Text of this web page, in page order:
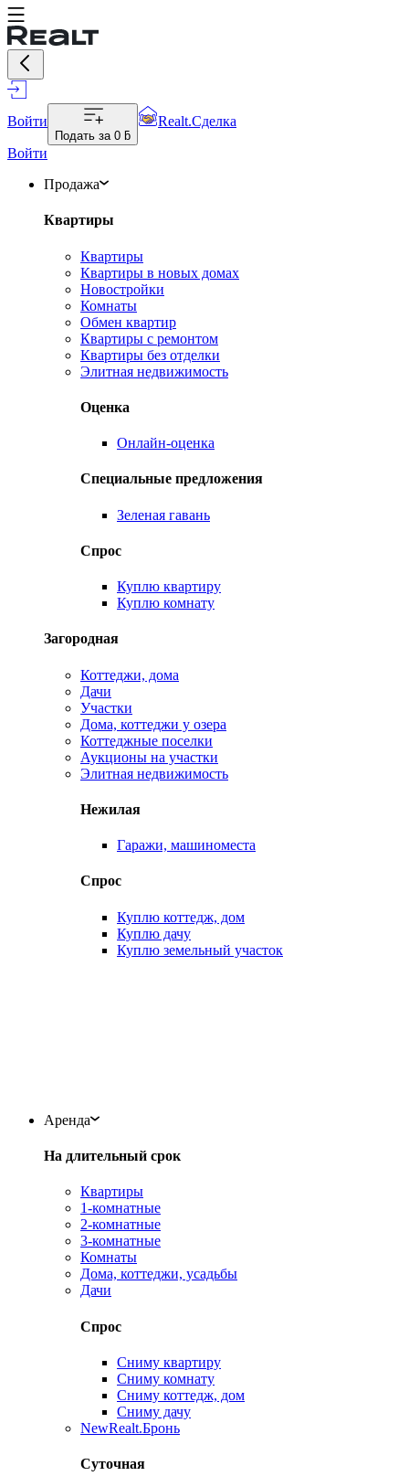
Войти
Подать за 0 ƃ
Realt.Сделка
Войти
Продажа
Квартиры
Квартиры
Квартиры в новых домах
Новостройки
Комнаты
Обмен квартир
Квартиры с ремонтом
Квартиры без отделки
Элитная недвижимость
Оценка
Онлайн-оценка
Специальные предложения
Зеленая гавань
Спрос
Куплю квартиру
Куплю комнату
Загородная
Коттеджи, дома
Дачи
Участки
Дома, коттеджи у озера
Коттеджные поселки
Аукционы на участки
Элитная недвижимость
Нежилая
Гаражи, машиноместа
Спрос
Куплю коттедж, дом
Куплю дачу
Куплю земельный участок
Аренда
На длительный срок
Квартиры
1-комнатные
2-комнатные
3-комнатные
Комнаты
Дома, коттеджи, усадьбы
Дачи
Спрос
Сниму квартиру
Сниму комнату
Сниму коттедж, дом
Сниму дачу
NewRealt.Бронь
Суточная